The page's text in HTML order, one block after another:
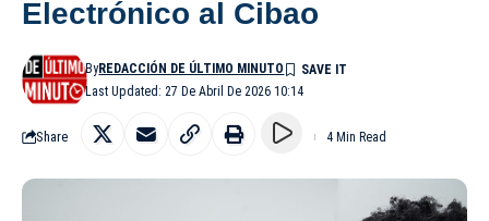
Electrónico al Cibao
Last Updated: 27 De Abril De 2026 10:14
ByREDACCIÓN DE ÚLTIMO MINUTO
Share 4 Min Read